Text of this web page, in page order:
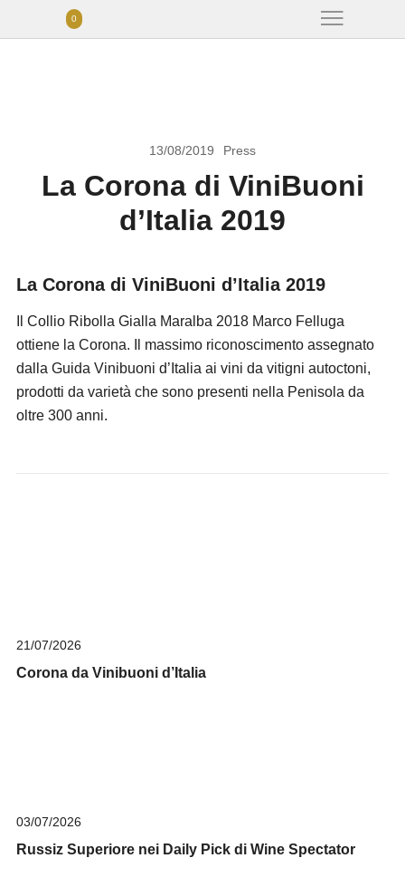
0
13/08/2019 Press
La Corona di ViniBuoni
d’Italia 2019
La Corona di ViniBuoni d’Italia 2019
Il Collio Ribolla Gialla Maralba 2018 Marco Felluga
ottiene la Corona. Il massimo riconoscimento assegnato
dalla Guida Vinibuoni d’Italia ai vini da vitigni autoctoni,
prodotti da varietà che sono presenti nella Penisola da
oltre 300 anni.
21/07/2026
Corona da Vinibuoni d’Italia
03/07/2026
Russiz Superiore nei Daily Pick di Wine Spectator